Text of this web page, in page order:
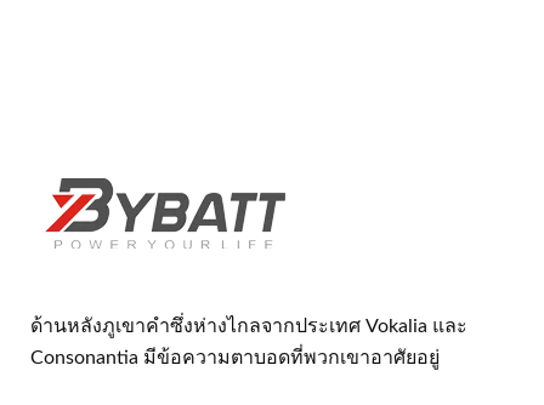
ด้านหลังภูเขาคำซึ่งห่างไกลจากประเทศ Vokalia และ
Consonantia มีข้อความตาบอดที่พวกเขาอาศัยอยู่